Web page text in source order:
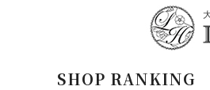
SHOP RANKING